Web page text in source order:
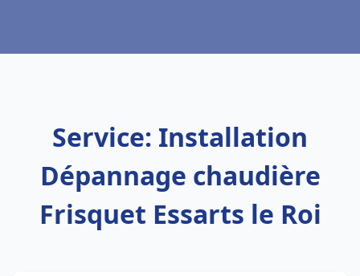
Service: Installation
Dépannage chaudière
Frisquet Essarts le Roi